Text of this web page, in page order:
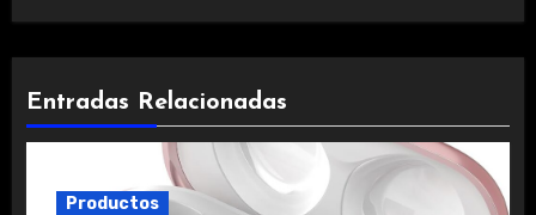
Entradas Relacionadas
Productos